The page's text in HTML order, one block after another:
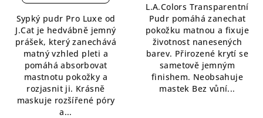
z
5
hvězdiček.
Sypký pudr Pro Luxe od
J.Cat je hedvábně jemný
prášek, který zanechává
matný vzhled pleti a
pomáhá absorbovat
mastnotu pokožky a
rozjasnit ji. Krásně
maskuje rozšířené póry
a...
z
5
hvězdiček.
L.A.Colors Transparentní
Pudr pomáhá zanechat
pokožku matnou a fixuje
životnost nanesených
barev. Přirozené krytí se
sametově jemným
finishem. Neobsahuje
mastek Bez vůní...